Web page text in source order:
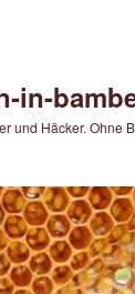
in-
und Häcker. Ohne